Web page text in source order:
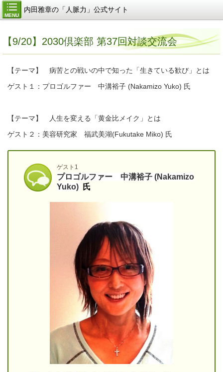
MENU
内田雅章の「人脈力」公式サイト
【9/20】2030倶楽部 第37回対談交流会
【テーマ】 病苦との戦いの中で知った「生きている歓び」とは
ゲスト１：プロゴルファー 中溝裕子 (Nakamizo Yuko) 氏
【テーマ】 人生を変える「黄金比メイク」とは
ゲスト２：美容研究家 福武美湖(Fukutake Miko) 氏
ゲスト1
プロゴルファー 中溝裕子 (Nakamizo
Yuko)
氏